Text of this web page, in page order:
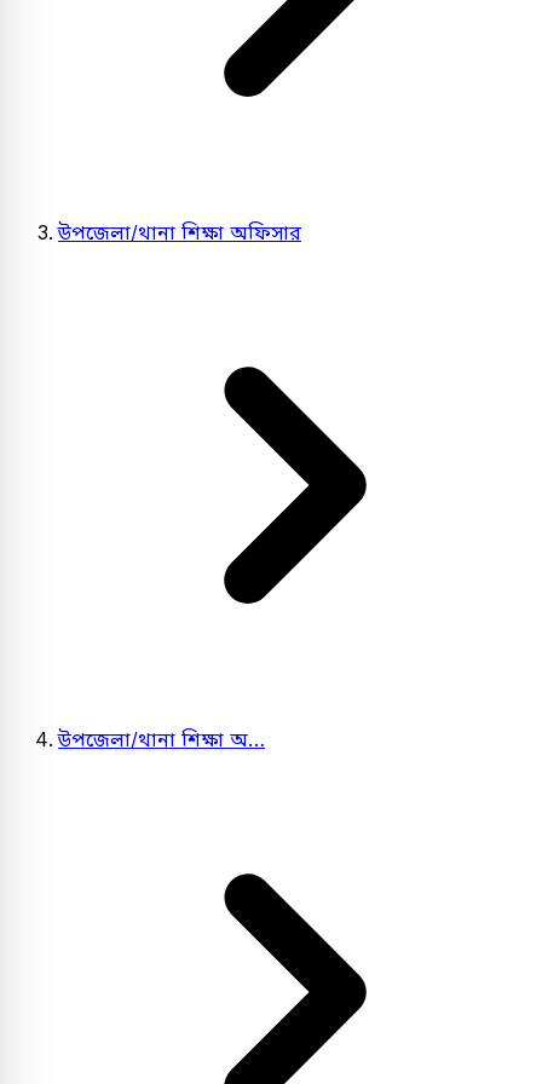
উপজেলা/থানা শিক্ষা অফিসার
উপজেলা/থানা শিক্ষা অ…